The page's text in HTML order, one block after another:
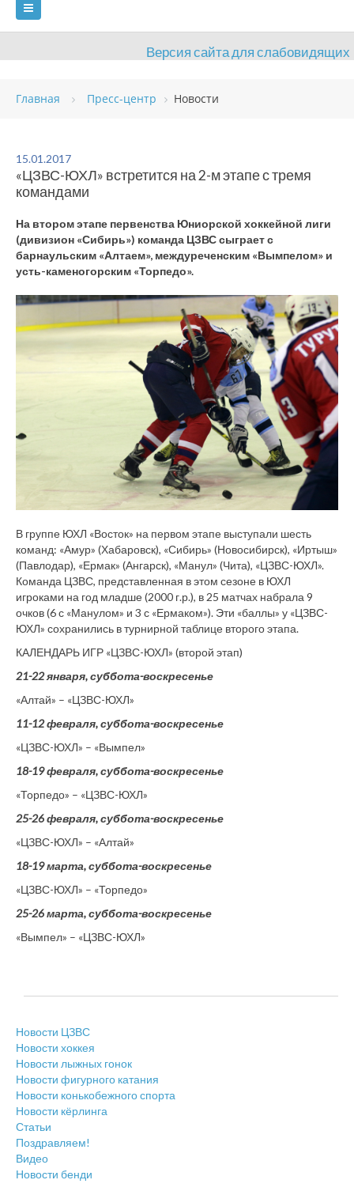
Версия сайта для слабовидящих
ГЛАВНАЯ
ВИДЫ СПОРТА
ОБЪЕКТЫ
ОЦЕНКА КАЧЕСТВА ОБРАЗОВАНИЯ ВАКАНСИИ
ПЛАТНЫЕ УСЛУГИ КОНТАКТЫ
Главная Пресс-центр Новости
15.01.2017
«ЦЗВС-ЮХЛ» встретится на 2-м этапе с тремя
командами
На втором этапе первенства Юниорской хоккейной лиги
(дивизион «Сибирь») команда ЦЗВС сыграет с
барнаульским «Алтаем», междуреченским «Вымпелом» и
усть-каменогорским «Торпедо».
В группе ЮХЛ «Восток» на первом этапе выступали шесть
команд: «Амур» (Хабаровск), «Сибирь» (Новосибирск), «Иртыш»
(Павлодар), «Ермак» (Ангарск), «Манул» (Чита), «ЦЗВС-ЮХЛ».
Команда ЦЗВС, представленная в этом сезоне в ЮХЛ
игроками на год младше (2000 г.р.), в 25 матчах набрала 9
очков (6 с «Манулом» и 3 с «Ермаком»). Эти «баллы» у «ЦЗВС-
ЮХЛ» сохранились в турнирной таблице второго этапа.
КАЛЕНДАРЬ ИГР «ЦЗВС-ЮХЛ» (второй этап)
21-22 января, суббота-воскресенье
«Алтай» – «ЦЗВС-ЮХЛ»
11-12 февраля, суббота-воскресенье
«ЦЗВС-ЮХЛ» – «Вымпел»
18-19 февраля, суббота-воскресенье
«Торпедо» – «ЦЗВС-ЮХЛ»
25-26 февраля, суббота-воскресенье
«ЦЗВС-ЮХЛ» – «Алтай»
18-19 марта, суббота-воскресенье
«ЦЗВС-ЮХЛ» – «Торпедо»
25-26 марта, суббота-воскресенье
«Вымпел» – «ЦЗВС-ЮХЛ»
Новости ЦЗВС
Новости хоккея
Новости лыжных гонок
Новости фигурного катания
Новости конькобежного спорта
Новости кёрлинга
Статьи
Поздравляем!
Видео
Новости бенди